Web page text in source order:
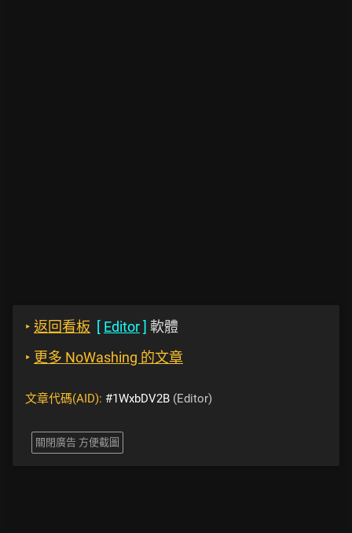
‣ 返回看板 [ Editor] 軟體
‣ 更多 NoWashing 的文章
文章代碼(AID): #1WxbDV2B (Editor)
關閉廣告 方便截圖